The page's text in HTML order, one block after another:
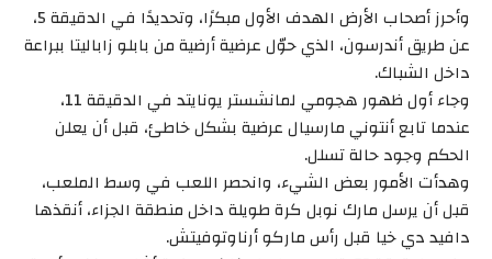
وأحرز أصحاب الأرض الهدف الأول مبكرًا، وتحديدًا في الدقيقة 5،
عن طريق أندرسون، الذي حوّل عرضية أرضية من بابلو زاباليتا ببراعة
داخل الشباك.
وجاء أول ظهور هجومي لمانشستر يونايتد في الدقيقة 11،
عندما تابع أنتوني مارسيال عرضية بشكل خاطئ، قبل أن يعلن
الحكم وجود حالة تسلل.
وهدأت الأمور بعض الشيء، وانحصر اللعب في وسط الملعب،
قبل أن يرسل مارك نوبل كرة طويلة داخل منطقة الجزاء، أنقذها
دافيد دي خيا قبل رأس ماركو أرناوتوفيتش.